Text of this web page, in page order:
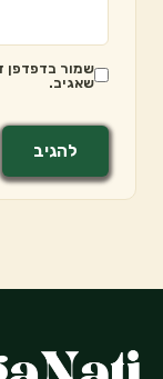
שמור בדפדפן
שאגיב.